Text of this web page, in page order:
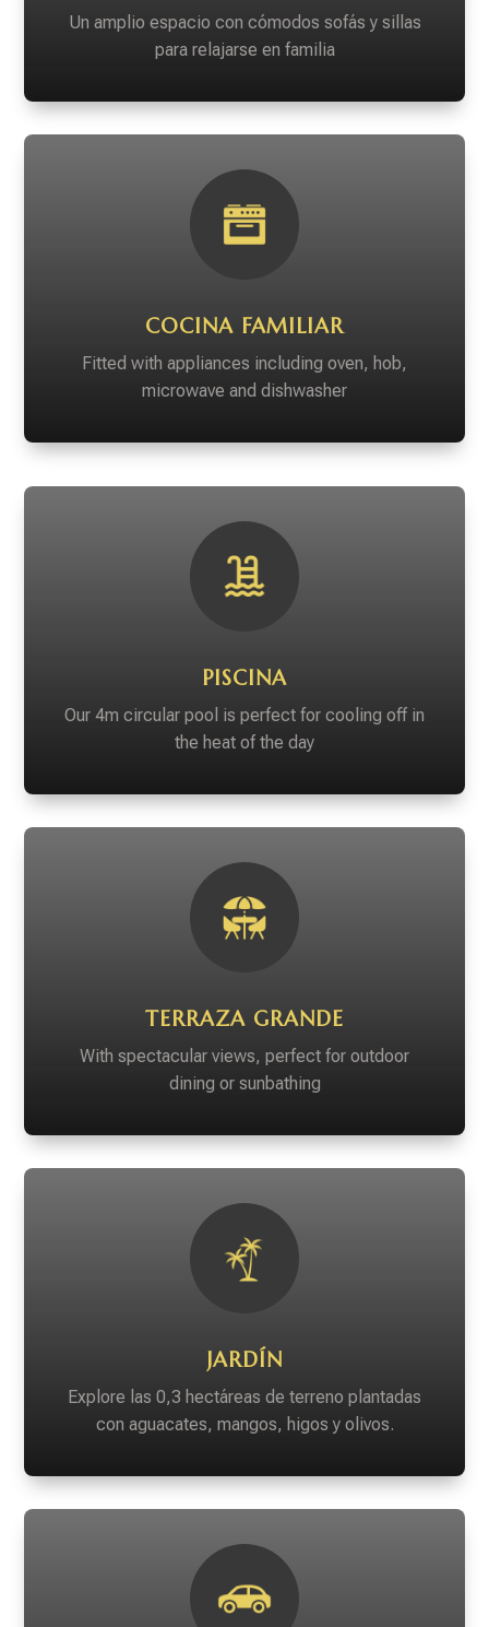
Un amplio espacio con cómodos sofás y sillas
para relajarse en familia
COCINA FAMILIAR
Fitted with appliances including oven, hob,
microwave and dishwasher
PISCINA
Our 4m circular pool is perfect for cooling off in
the heat of the day
TERRAZA GRANDE
With spectacular views, perfect for outdoor
dining or sunbathing
JARDÍN
Explore las 0,3 hectáreas de terreno plantadas
con aguacates, mangos, higos y olivos.